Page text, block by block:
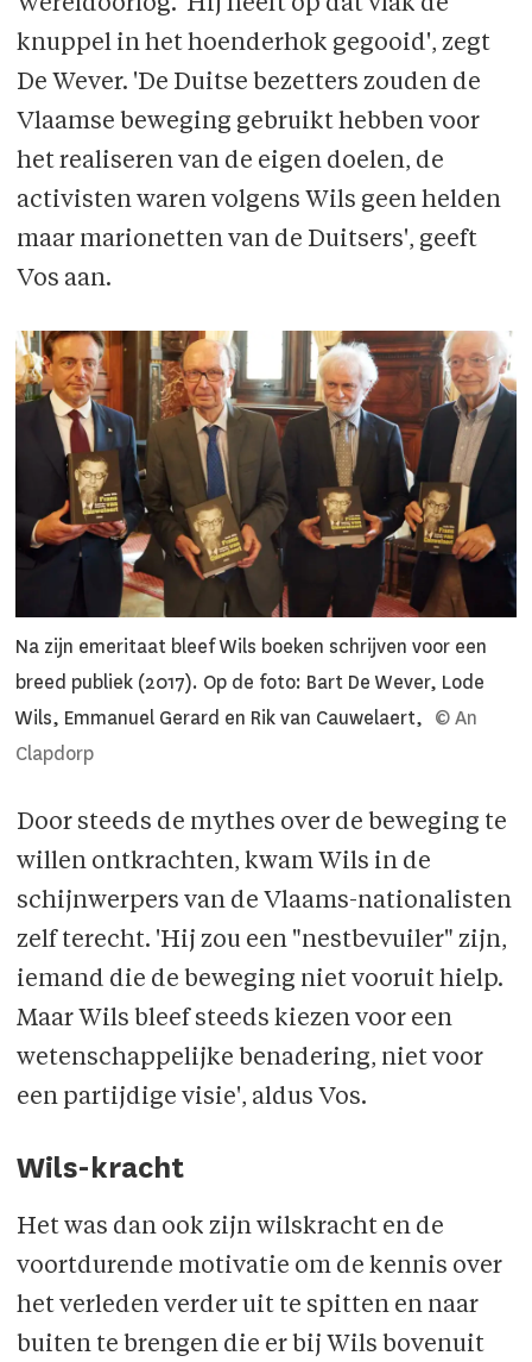
Wereld­oorlog. 'Hij heeft op dat vlak de
knuppel in het hoenderhok gegooid', zegt
De Wever. 'De Duitse bezetters zouden de
Vlaamse beweging gebruikt hebben voor
het realiseren van de eigen doelen, de
activisten waren volgens Wils geen helden
maar marionetten van de Duitsers', geeft
Vos aan.
Na zijn emeritaat bleef Wils boeken schrijven voor een
breed publiek (2017). Op de foto: Bart De Wever, Lode
Wils, Emmanuel Gerard en Rik van Cauwelaert, © An
Clapdorp
Door steeds de mythes over de beweging te
willen ontkrachten, kwam Wils in de
schijnwerpers van de Vlaams-nationalisten
zelf terecht. 'Hij zou een "nestbevuiler" zijn,
iemand die de beweging niet vooruit hielp.
Maar Wils bleef steeds kiezen voor een
wetenschappelijke benadering, niet voor
een partijdige visie', aldus Vos.
Wils-kracht
Het was dan ook zijn wilskracht en de
voortdurende motivatie om de kennis over
het verleden verder uit te spitten en naar
buiten te brengen die er bij Wils bovenuit